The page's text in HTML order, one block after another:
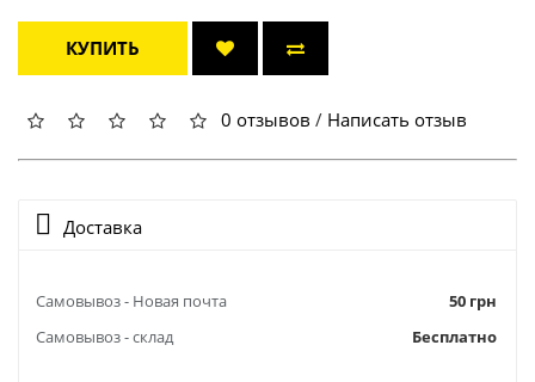
КУПИТЬ
0 отзывов / Написать отзыв
Доставка
Самовывоз - Новая почта
50 грн
Самовывоз - склад
Бесплатно